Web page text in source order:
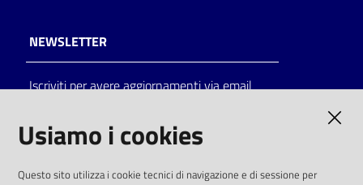
NEWSLETTER
Iscriviti per avere aggiornamenti via email
Usiamo i cookies
Questo sito utilizza i cookie tecnici di navigazione e di sessione per